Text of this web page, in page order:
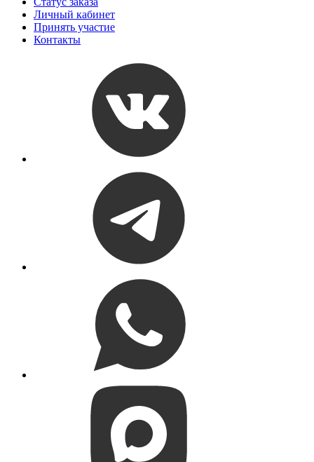
Личный кабинет
Принять участие
Контакты